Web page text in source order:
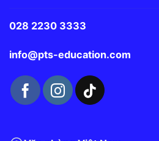
028 2230 3333
info@pts-education.com